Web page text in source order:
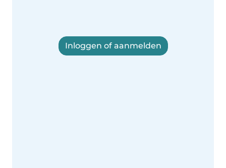
Inloggen of aanmelden